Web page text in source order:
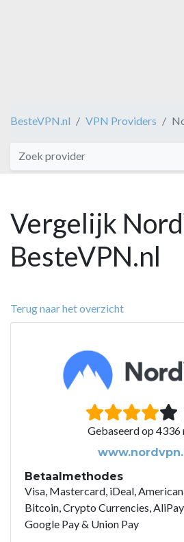
BesteVPN.nl VPN Providers
Vergelijk
BesteVPN.nl
Terug naar het overzicht
Gebaseerd op 4336
Betaalmethodes
Visa, Mastercard, iDeal,
Bitcoin, Crypto Currencies,
Google Pay & Union Pay